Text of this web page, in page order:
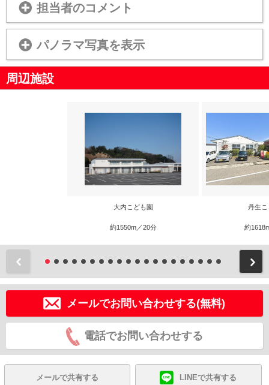
担当者のコメント
パノラマ写真を表示
周辺施設
大内こども園
約1550m／20分
丹生こ
約
メールでお問い合わせする(無料)
電話でお問い合わせする
メールで共有する LINEで共有する